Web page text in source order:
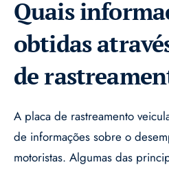
Quais
obtidas
de
A placa de rastreamento
de informações sobre o
motoristas. Algumas das